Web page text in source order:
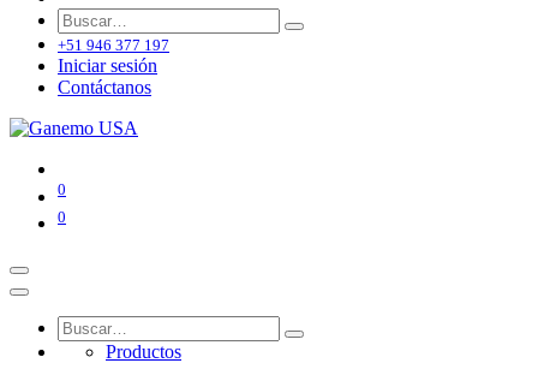
+51 946 377 197
Iniciar sesión
Contáctanos
0
0
Productos